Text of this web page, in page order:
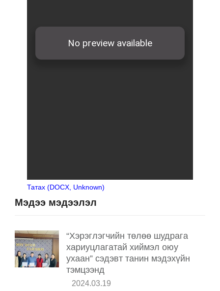
Татах (DOCX, Unknown)
Мэдээ мэдээлэл
“Хэрэглэгчийн төлөө шудрага
хариуцлагатай хиймэл оюу
ухаан” сэдэвт танин мэдэхүйн
тэмцээнд
2024.03.19